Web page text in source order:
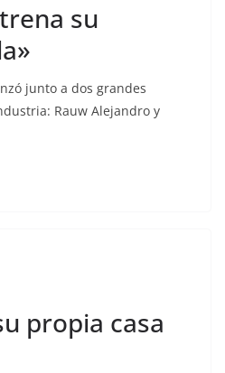
su
junto a dos grandes
Rauw Alejandro y
propia casa